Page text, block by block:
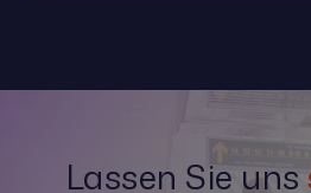
Lassen Sie uns